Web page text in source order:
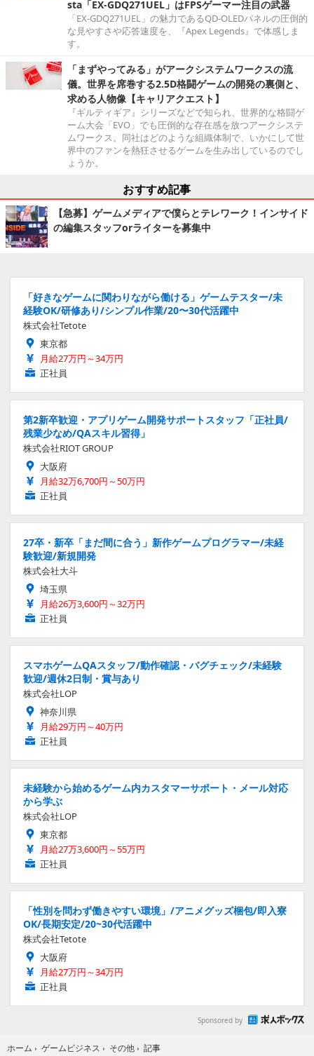
sta「EX-GDQ271UEL」はFPSゲーマー注目の武器
「EX-GDQ271UEL」の魅力であるQD-OLEDパネルの圧倒的
な見やすさや応答速度を、『Apex Legends』で体感しま
す。
「まずやってみる」がアークシステムワークスの流
儀。世界を席巻する2.5D格闘ゲームの開発の裏側と、
求める人物像【キャリアクエスト】
『ギルティギア』シリーズなどで知られ、世界的な格闘ゲ
ーム大会「EVO」でも圧倒的な存在感を放つアークシステ
ムワークス。同社はどのような組織体制で、いかにして世
界中のファンを熱狂させるゲームを生み出しているのでし
ょうか。
おすすめ記事
【急募】ゲームメディアで僕らとテレワーク！インサイド
の編集スタッフorライターを募集中
「好きなゲームに関わりながら働ける」ゲームテスター/未
経験OK/研修あり/シンプル作業/20〜30代活躍中
株式会社Tetote
東京都
月給27万円～34万円
正社員
第2新卒歓迎・アプリゲーム開発サポートスタッフ「正社員/
残業少なめ/QAスキル習得」
株式会社RIOT GROUP
大阪府
月給32万6,700円～50万円
正社員
27卒・新卒「まだ間に合う」新作ゲームプログラマー/未経
験歓迎/新規開発
株式会社大斗
埼玉県
月給26万3,600円～32万円
正社員
スマホゲームQAスタッフ/動作確認・バグチェック/未経験
歓迎/週休2日制・賞与あり
株式会社LOP
神奈川県
月給29万円～40万円
正社員
未経験から始めるゲーム内カスタマーサポート・メール対応
から学ぶ
株式会社LOP
東京都
月給27万3,600円～55万円
正社員
「性別を問わず働きやすい環境」/アニメグッズ梱包/即入寮
OK/長期安定/20~30代活躍中
株式会社Tetote
大阪府
月給27万円～34万円
正社員
Sponsored by
ホーム › ゲームビジネス › その他 › 記事